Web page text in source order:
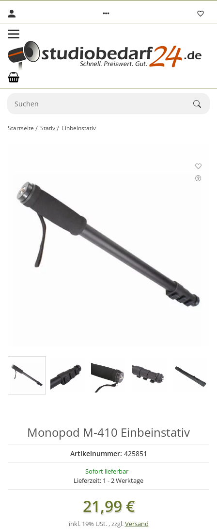
Startseite Stativ Einbeinstativ
Monopod M-410 Einbeinstativ
Artikelnummer: 425851
Sofort lieferbar
Lieferzeit: 1 - 2 Werktage
21,99 €
inkl. 19% USt. , zzgl.Versand